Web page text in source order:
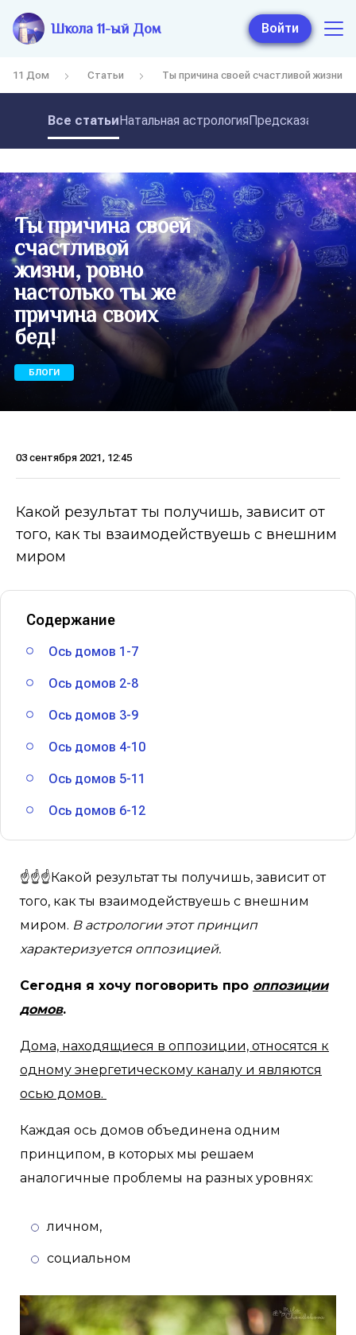
Школа 11-ый Дом Войти
11 Дом Статьи Ты причина своей счастливой жизни,
Все статьиНатальная астрология
Ты причина своей
счастливой
жизни, ровно
настолько ты же
причина своих
бед!
БЛОГИ
03 сентября 2021, 12:45
Какой результат ты получишь, зависит от
того, как ты взаимодействуешь с внешним
миром
Содержание
Ось домов 1-7
Ось домов 2-8
Ось домов 3-9
Ось домов 4-10
Ось домов 5-11
Ось домов 6-12
☝☝☝Какой результат ты получишь, зависит от
того, как ты взаимодействуешь с внешним
миром. В астрологии этот принцип
характеризуется оппозицией.
Сегодня я хочу поговорить про оппозиции
домов.
Дома, находящиеся в оппозиции, относятся к
одному энергетическому каналу и являются
осью домов.
Каждая ось домов объединена одним
принципом, в которых мы решаем
аналогичные проблемы на разных уровнях:
личном,
социальном